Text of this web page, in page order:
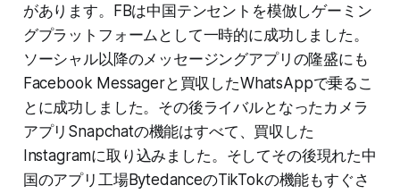
があります。FBは中国テンセントを模倣しゲーミン
グプラットフォームとして一時的に成功しました。
ソーシャル以降のメッセージングアプリの隆盛にも
Facebook Messagerと買収したWhatsAppで乗るこ
とに成功しました。その後ライバルとなったカメラ
アプリSnapchatの機能はすべて、買収した
Instagramに取り込みました。そしてその後現れた中
国のアプリ工場BytedanceのTikTokの機能もすぐさ